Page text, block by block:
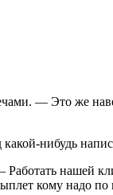
— Это же
нибудь
нашей
кому надо